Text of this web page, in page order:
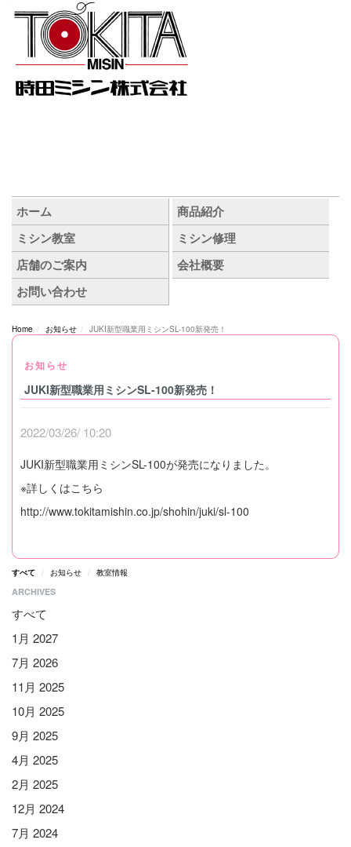
Home お知らせ JUKI新型職業用ミシンSL-100新発売！
お知らせ
JUKI新型職業用ミシンSL-100新発売！
2022/03/26/ 10:20
JUKI新型職業用ミシンSL-100が発売になりました。
※詳しくはこちら
http://www.tokitamishin.co.jp/shohin/juki/sl-100
すべて お知らせ 教室情報
ARCHIVES
すべて
1月 2027
7月 2026
11月 2025
10月 2025
9月 2025
4月 2025
2月 2025
12月 2024
7月 2024